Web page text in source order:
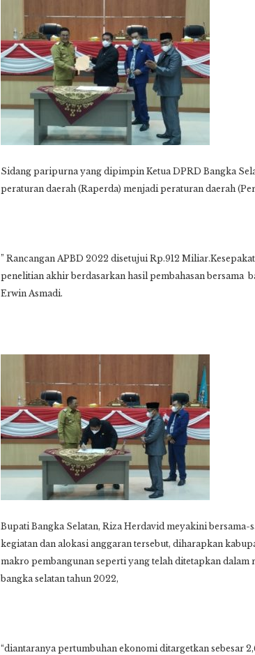
Sidang paripurna yang dipimpin Ketua DPRD Bangka
peraturan daerah (Raperda) menjadi peraturan daerah
” Rancangan APBD 2022 disetujui Rp.912
penelitian akhir berdasarkan hasil pembahasan bersama
Erwin Asmadi.
Bupati Bangka Selatan, Riza Herdavid meyakini
kegiatan dan alokasi anggaran tersebut, diharapkan
makro pembangunan seperti yang telah ditetapkan
bangka selatan tahun 2022,
“diantaranya pertumbuhan ekonomi ditargetkan sebesar